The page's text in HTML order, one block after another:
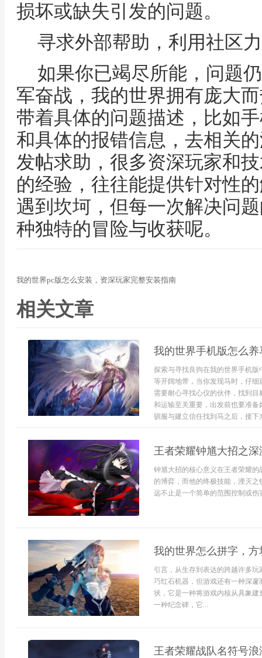
损坏或缺失引发的问题。
寻求外部帮助，利用社区
如果你已竭尽所能，问题
军奋战，我的世界拥有庞大
带着具体的问题描述，比如
和具体的报错信息，去相关
发帖求助，很多资深玩家和
的经验，往往能提供针对性
遇到坎坷，但每一次解决问
种独特的冒险与收获呢。
我的世界pc版怎么安装，资深玩家完整安装指南
相关文章
我的世界手机版怎么
探索与寻找良驹在我的世界手机
等开阔地带，当你发现马时，仔
需要耐心寻找心仪的伙伴，找到
和运输至关重要，出发前也要准
驯服与建立信任找到马之后，接下
王者荣耀钟馗大招之
钟馗大招的核心意义在王者荣耀
的博弈，而他的终极技能，湮灭
远不止是一个简单的范围控制或伤
我的世界怎么拼字，
引言，从生存到表达的跨越许多
巧红石机器，但游戏还有一种深
状，它是一种将游戏内核从具象
一种纪念碑，它...
王者荣耀战队名符号